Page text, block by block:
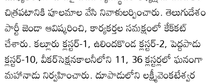
చిత్రపటానికి పూలమాల వేసి నివాళులర్పించారు. తెలుగుదేశం
పార్టీ జెండా ఆవిష్కరించి, కార్యకర్తల సమక్షంలో కేక్‌కట్‌
చేశారు. కల్లూరు క్లస్టర్‌-1, ఉలిందకొండ క్లస్టర్‌-2, పెద్దపాడు
క్లస్టర్‌-10, వీకర్‌సెక్షనకాలనీలోని 11, 36 క్లస్టర్లలో ఘనంగా
మహానాడు నిర్వహించారు. దూపాడులోని లక్ష్మీవెంకటేశ్వర